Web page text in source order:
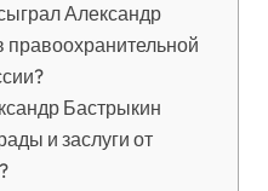
Александр
правоохранительной
Бастрыкин
и заслуги от